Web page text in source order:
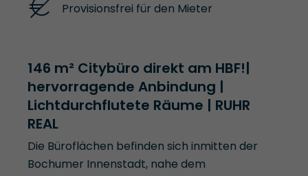
Provisionsfrei für den Mieter
146 m² Citybüro direkt am HBF!|
hervorragende Anbindung |
Lichtdurchflutete Räume | RUHR
REAL
Die Büroflächen befinden sich inmitten der
Bochumer Innenstadt, nahe dem